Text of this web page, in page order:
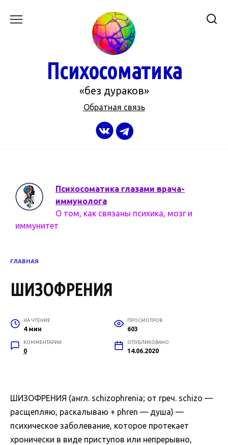
Психосоматика
«без дураков»
Обратная связь
Психосоматика глазами врача-
иммунолога
О том, как связаны психика, мозг и
иммунитет
ГЛАВНАЯ
ШИЗОФРЕНИЯ
НА ЧТЕНИЕ
4 мин
ПРОСМОТРОВ
603
КОММЕНТАРИИ
0
ОПУБЛИКОВАНО
14.06.2020
ШИЗОФРЕНИЯ (англ. schizophrenia; от греч. schizo —
расщепляю, раскалываю + phren — душа) —
психическое заболевание, которое протекает
хронически в виде приступов или непрерывно,